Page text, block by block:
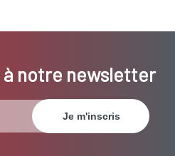
à notre newsletter